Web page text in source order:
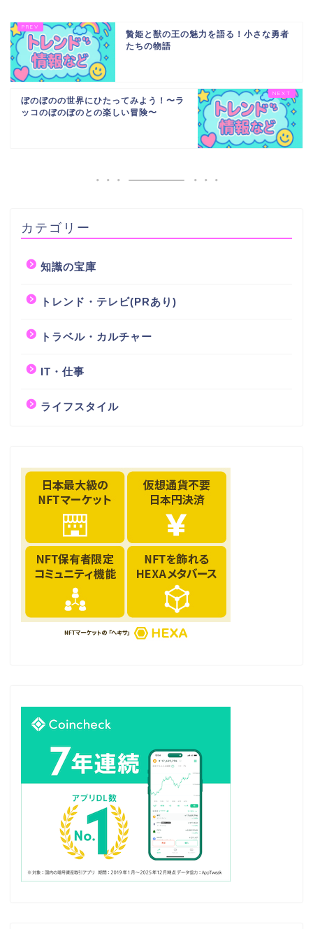
贄姫と獣の王の魅力を語る！小さな勇者
たちの物語
ぼのぼのの世界にひたってみよう！〜ラ
ッコのぼのぼのとの楽しい冒険〜
カテゴリー
知識の宝庫
トレンド・テレビ(PRあり)
トラベル・カルチャー
IT・仕事
ライフスタイル